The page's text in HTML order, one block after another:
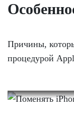
Причины,
процедурой